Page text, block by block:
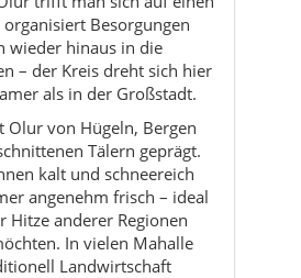
Olur von Hügeln, Bergen
Tälern geprägt.
kalt und schneereich
angenehm frisch – ideal
Hitze anderer Regionen
In vielen Mahalle
Landwirtschaft
Felder, Obstbäume,
Spätsommer riecht es
Gras und Heu,
Holzfeuer und
für den Winter.